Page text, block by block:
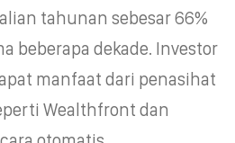
tahunan sebesar 66%
beberapa dekade. Investor
manfaat dari penasihat
Wealthfront dan